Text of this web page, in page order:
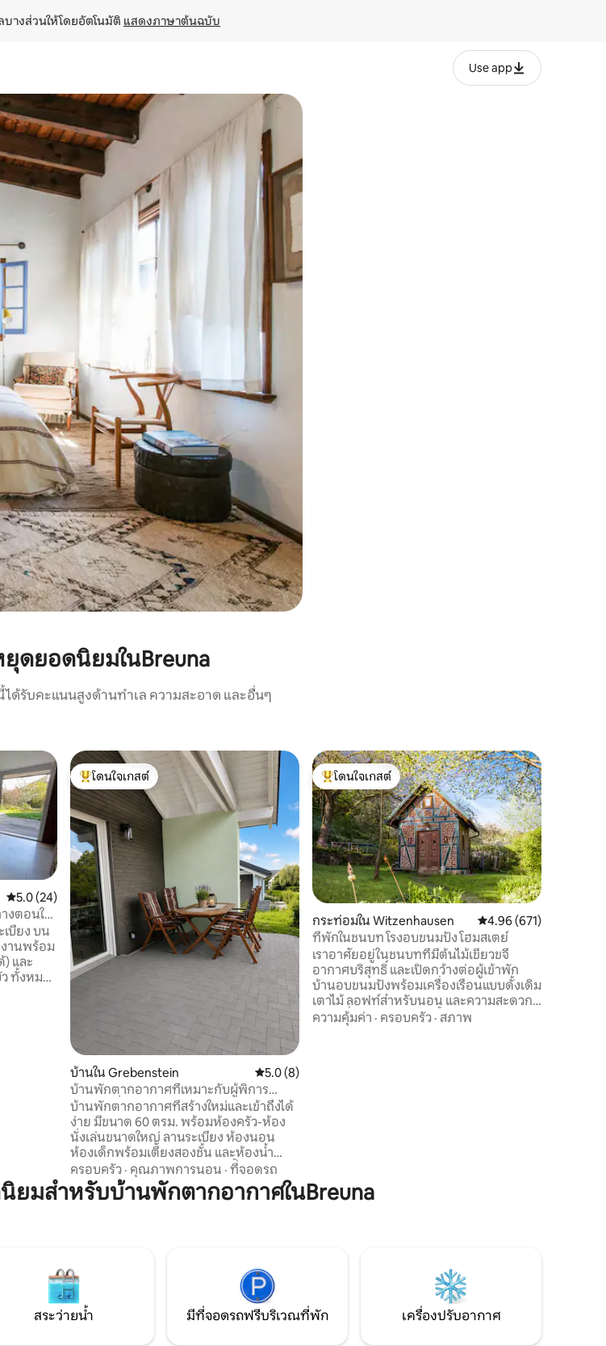
างส่วนให้โดยอัตโนมัติ แสดงภาษาต้นฉบับ
Use app
ดยอดนิยมในBreuna
ด้รับคะแนนสูงด้านทำเล ความสะอาด และอื่นๆ
คะแนนเฉลี่ย 5.0 จาก 5, 24 รีวิว
5.0 (24)
งตอนใต้
บียง บน
านพร้อม
) และ
ทั้งหมด
โอ๊ค
โดนใจเกสต์ที่สุด
โดนใจเกสต์
บ้านใน Grebenstein คะแนนเฉลี่ย 5.0 จาก 5, 8 รีวิว
5.0 (8)
บ้านพักตากอากาศที่เหมาะกับผู้พิการ
พร้อมเครื่องปรับอากาศ
บ้านพักตากอากาศที่สร้างใหม่และเข้าถึงได้
ง่าย มีขนาด 60 ตรม. พร้อมห้องครัว-ห้อง
นั่งเล่นขนาดใหญ่ ลานระเบียง ห้องนอน
ห้องเด็กพร้อมเตียงสองชั้น และห้องน้ำ
พร้อมฝักบัวแบบวอล์คอิน บ้านชั้นล่างเข้าถึง
ได้ด้วยวีลแชร์ และเหมาะอย่างยิ่งสำหรับผู้
สูงอายุ ผู้เข้าพักที่ใช้วอล์คเกอร์ หรือผู้ที่มี
สะดวกมากมายเพื่อให้รู้สึกดี พื้นที่กลางแจ้ง
ยังอยู่ระหว่างการก่อสร้าง
ครอบครัว · คุณภาพการนอน · ที่จอดรถ
โดนใจเกสต์ที่สุด
โดนใจเกสต์
กระท่อมใน Witzenhausen คะแนนเฉลี่ย 4.96 จาก
4.96 (671)
ที่พักในชนบท โรงอบขนมปัง โฮมสเตย์
เราอาศัยอยู่ในชนบทที่มีต้นไม้เขียวขจี
อากาศบริสุทธิ์ และเปิดกว้างต่อผู้เข้าพัก
บ้านอบขนมปังพร้อมเครื่องเรือนแบบดั้งเดิม
เตาไม้ ลอฟท์สำหรับนอน และความสะดวก
สบายที่ไม่มีวันลืมเลือนตั้งอยู่แยกต่างหาก
ในที่พัก ถัดจากอาคารที่อยู่อาศัย (ห่างออก
ความคุ้มค่า · ครอบครัว · สภาพ
ยมสำหรับบ้านพักตากอากาศในBreuna
สระว่ายน้ำ มีที่จอดรถฟรีบริเวณที่พัก เครื่องปรับอากาศ